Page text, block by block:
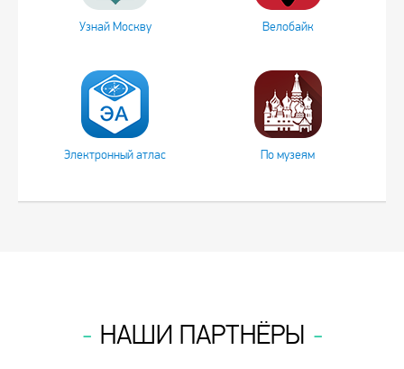
Узнай Москву Велобайк
Электронный атлас По музеям
НАШИ ПАРТНЁРЫ